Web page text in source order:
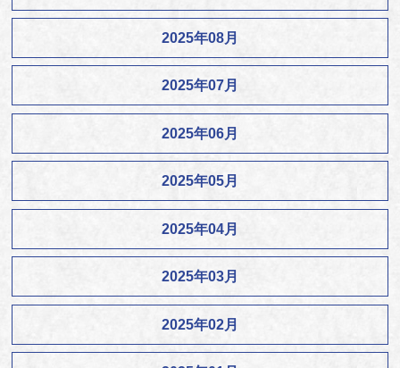
2025年08月
2025年07月
2025年06月
2025年05月
2025年04月
2025年03月
2025年02月